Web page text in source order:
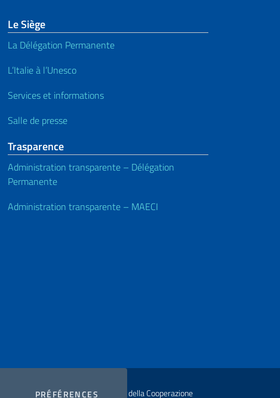
PRÉFÉRENCES COOKIES
Le Siège
La Délégation Permanente
L’Italie à l’Unesco
Services et informations
Salle de presse
Trasparence
Administration transparente – Délégation
Permanente
Administration transparente – MAECI
Ministero degli Affari Esteri e della Cooperazione